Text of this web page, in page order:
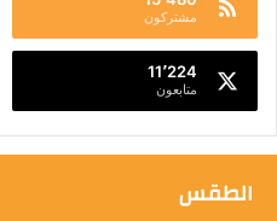
مشتركون
11٬224
متابعون
الطقس